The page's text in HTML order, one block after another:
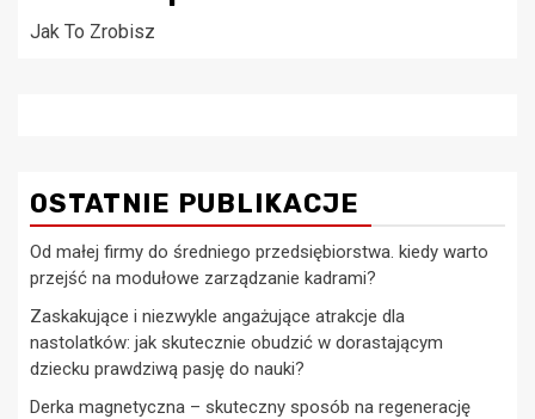
Jak To Zrobisz
OSTATNIE PUBLIKACJE
Od małej firmy do średniego przedsiębiorstwa. kiedy warto
przejść na modułowe zarządzanie kadrami?
Zaskakujące i niezwykle angażujące atrakcje dla
nastolatków: jak skutecznie obudzić w dorastającym
dziecku prawdziwą pasję do nauki?
Derka magnetyczna – skuteczny sposób na regenerację